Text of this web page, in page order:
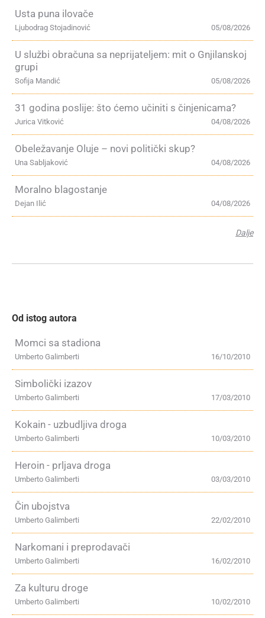
Usta puna ilovače
05/08/2026
Ljubodrag Stojadinović
U službi obračuna sa neprijateljem: mit o Gnjilanskoj
grupi
05/08/2026
Sofija Mandić
31 godina poslije: što ćemo učiniti s činjenicama?
04/08/2026
Jurica Vitković
Obeležavanje Oluje – novi politički skup?
04/08/2026
Una Sabljaković
Moralno blagostanje
04/08/2026
Dejan Ilić
Dalje
Od istog autora
Momci sa stadiona
16/10/2010
Umberto Galimberti
Simbolički izazov
17/03/2010
Umberto Galimberti
Kokain - uzbudljiva droga
10/03/2010
Umberto Galimberti
Heroin - prljava droga
03/03/2010
Umberto Galimberti
Čin ubojstva
22/02/2010
Umberto Galimberti
Narkomani i preprodavači
16/02/2010
Umberto Galimberti
Za kulturu droge
10/02/2010
Umberto Galimberti